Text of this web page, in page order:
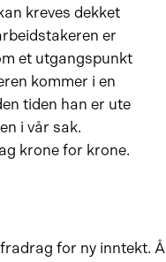
kreves dekket
er
et utgangspunkt
kommer i en
tiden han er ute
i vår sak.
krone for krone.
for ny inntekt. Å